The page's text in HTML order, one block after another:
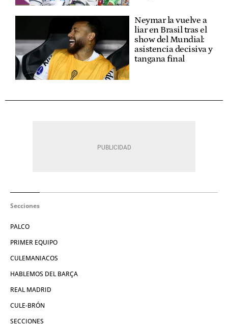
Neymar la vuelve a
liar en Brasil tras el
show del Mundial:
asistencia decisiva y
tangana final
Secciones
PALCO
PRIMER EQUIPO
CULEMANIACOS
HABLEMOS DEL BARÇA
REAL MADRID
CULE-BRÓN
SECCIONES